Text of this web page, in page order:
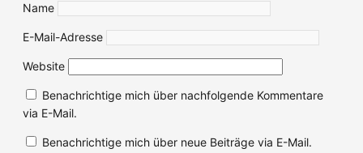
Name
E-Mail-Adresse
Website
Benachrichtige mich über nachfolgende Kommentare
via E-Mail.
Benachrichtige mich über neue Beiträge via E-Mail.